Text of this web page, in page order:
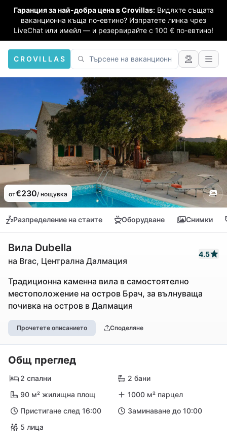
Гаранция за най-добра цена в Crovillas: Видяхте същата
ваканционна къща по-евтино? Изпратете линка чрез
LiveChat или имейл — и резервирайте с 100 € по-евтино!
CROVILLAS
от€230/ нощувка
Разпределение на стаите Оборудване Снимки
Вила Dubella
на Brac, Централна Далмация
4.5
Традиционна каменна вила в самостоятелно
местоположение на остров Брач, за вълнуваща
почивка на остров в Далмация
Прочетете описанието Споделяне
Общ преглед
2 спални
2 бани
90 м² жилищна площ
1000 м² парцел
Пристигане след 16:00
Заминаване до 10:00
5 лица